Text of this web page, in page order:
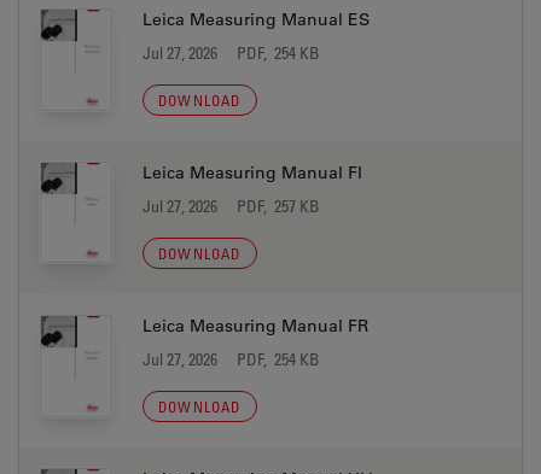
Leica Measuring Manual ES
Jul 27, 2026 PDF, 254 KB
DOWNLOAD
Leica Measuring Manual FI
Jul 27, 2026 PDF, 257 KB
DOWNLOAD
Leica Measuring Manual FR
Jul 27, 2026 PDF, 254 KB
DOWNLOAD